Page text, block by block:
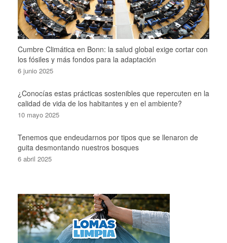
Cumbre Climática en Bonn: la salud global exige cortar con
los fósiles y más fondos para la adaptación
6 junio 2025
¿Conocías estas prácticas sostenibles que repercuten en la
calidad de vida de los habitantes y en el ambiente?
10 mayo 2025
Tenemos que endeudarnos por tipos que se llenaron de
guita desmontando nuestros bosques
6 abril 2025